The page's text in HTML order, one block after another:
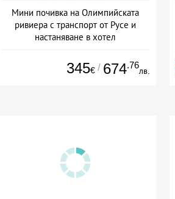
Мини почивка на Олимпийската
ривиера с транспорт от Русе и
настаняване в хотел
345€ / 674.76
лв.